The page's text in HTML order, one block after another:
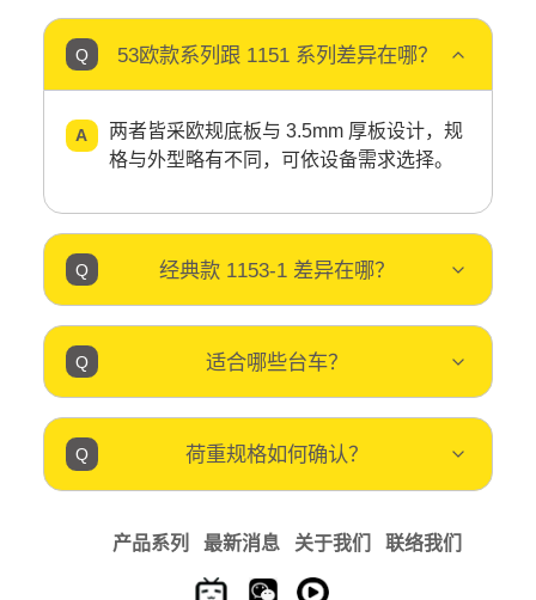
53欧款系列跟 1151 系列差异在哪？
两者皆采欧规底板与 3.5mm 厚板设计，规
格与外型略有不同，可依设备需求选择。
经典款 1153-1 差异在哪？
适合哪些台车？
荷重规格如何确认？
产品系列 最新消息 关于我们 联络我们